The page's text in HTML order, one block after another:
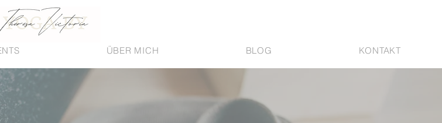
ÜBER MICH BLOG KONTAKT